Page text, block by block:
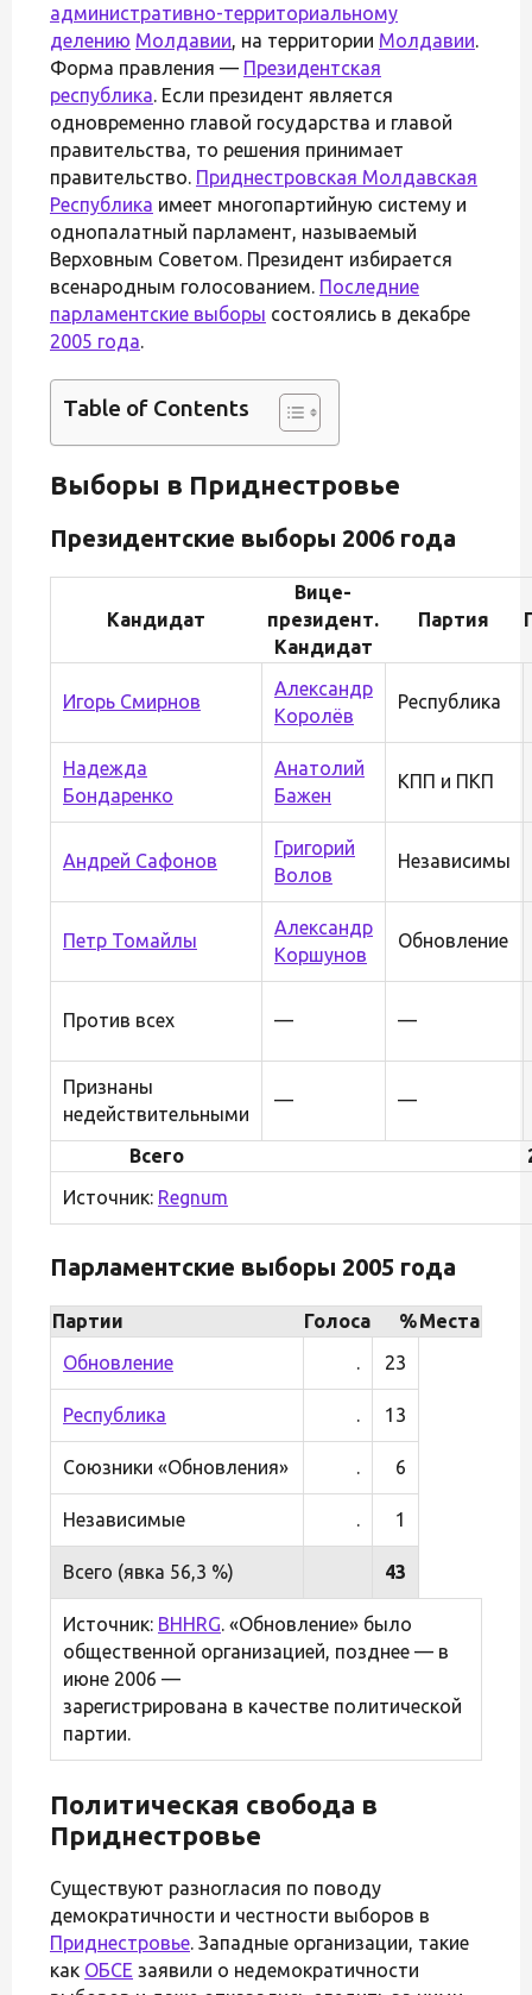
административно-территориальному
делению Молдавии, на территории Молдавии.
Форма правления — Президентская
республика. Если президент является
одновременно главой государства и главой
правительства, то решения принимает
правительство. Приднестровская Молдавская
Республика имеет многопартийную систему и
однопалатный парламент, называемый
Верховным Советом. Президент избирается
всенародным голосованием. Последние
парламентские выборы состоялись в декабре
2005 года.
Table of Contents
Выборы в Приднестровье
Президентские выборы 2006 года
Кандидат
Вице-
президент.
Кандидат
Партия
Игорь Смирнов
Александр
Королёв
Республика
Надежда
Бондаренко
Анатолий
Бажен
КПП и ПКП
Андрей Сафонов
Григорий
Волов
Независимы
Петр Томайлы
Александр
Коршунов
Обновление
Против всех — —
Признаны
недействительными
— —
Всего
Источник: Regnum
Парламентские выборы 2005 года
Партии Голоса %Места
Обновление
. 23
Республика . 13
Союзники «Обновления» . 6
Независимые . 1
Всего (явка 56,3 %) 43
Источник: BHHRG. «Обновление» было
общественной организацией, позднее — в
июне 2006 —
зарегистрирована в качестве политической
партии.
Политическая свобода в
Приднестровье
Существуют разногласия по поводу
демократичности и честности выборов в
Приднестровье. Западные организации, такие
как ОБСЕ заявили о недемократичности